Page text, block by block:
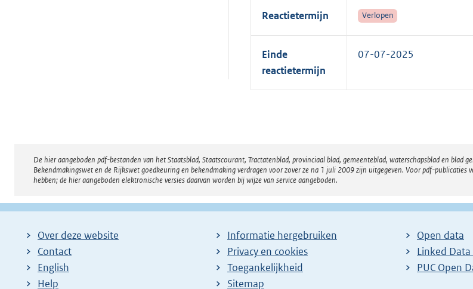
Reactietermijn Verlopen
Einde
reactietermijn
07-07-2025
Disclaimer
De hier aangeboden pdf-bestanden van het Staatsblad, Staatscourant, Tractatenblad, provinciaal blad, gemeenteblad, waterschapsblad en blad
Bekendmakingswet en de Rijkswet goedkeuring en bekendmaking verdragen voor zover ze na 1 juli 2009 zijn uitgegeven. Voor pdf-
hebben; de hier aangeboden elektronische versies daarvan worden bij wijze van service aangeboden.
Over deze website
Contact
English
Help
Informatie hergebruiken
Privacy en cookies
Toegankelijkheid
Sitemap
Open data
Linked
PUC Open